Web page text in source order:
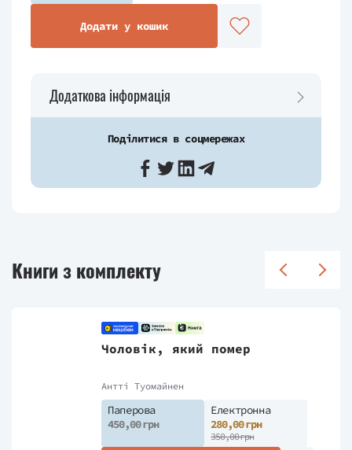
Додати у кошик
Додаткова інформація
Поділитися в соцмережах
Книги з комплекту
Чоловік, який помер
Антті Туомайнен
Паперова
450,00 грн
Електронна
280,00 грн
350,00 грн